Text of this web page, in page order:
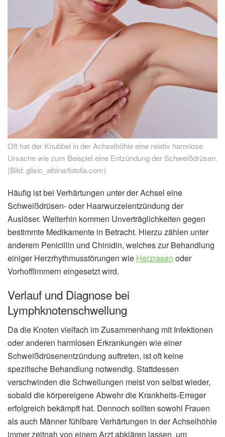
Oft hat der Knubbel in der Achselhöhle eine relativ harmlose
Ursache wie zum Beispiel eine Entzündung der Schweißdrüsen.
(Bild: glisic_albina/fotolia.com)
Häufig ist bei Verhärtungen unter der Achsel eine
Schweißdrüsen- oder Haarwurzelentzündung der
Auslöser. Weiterhin kommen Unverträglichkeiten gegen
bestimmte Medikamente in Betracht. Hierzu zählen unter
anderem Penicillin und Chinidin, welches zur Behandlung
einiger Herzrhythmusstörungen wie Herzrasen oder
Vorhofflimmern eingesetzt wird.
Verlauf und Diagnose bei
Lymphknotenschwellung
Da die Knoten vielfach im Zusammenhang mit Infektionen
oder anderen harmlosen Erkrankungen wie einer
Schweißdrüsenentzündung auftreten, ist oft keine
spezifische Behandlung notwendig. Stattdessen
verschwinden die Schwellungen meist von selbst wieder,
sobald die körpereigene Abwehr die Krankheits-Erreger
erfolgreich bekämpft hat. Dennoch sollten sowohl Frauen
als auch Männer fühlbare Verhärtungen in der Achselhöhle
immer zeitnah von einem Arzt abklären lassen, um